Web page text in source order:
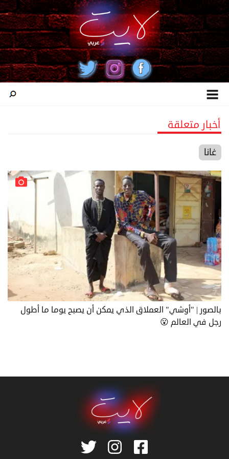
أخبار متعلقة
غانا
بالصور | "أوشي" العملاق الذي يمكن أن يصبح يوما ما أطول
رجل في العالم 😮